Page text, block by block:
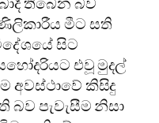
මීට සති
සිට
එවූ මුදල්
අවස්ථාවේ කිසිදු
පැවැසීම නිසා